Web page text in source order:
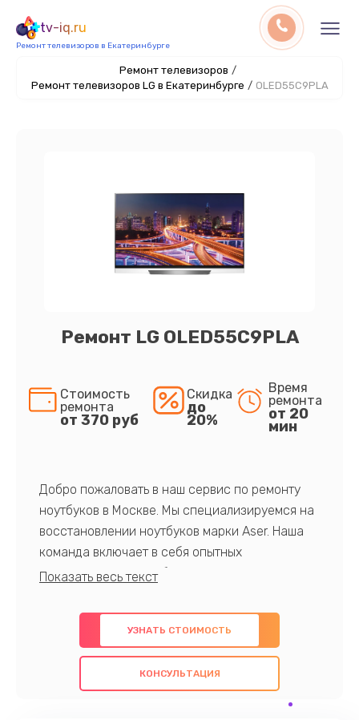
tv-iq.ru
Ремонт телевизоров в Екатеринбурге
Ремонт телевизоров /
Ремонт телевизоров LG в Екатеринбурге / OLED55C9PLA
Ремонт LG OLED55C9PLA
Стоимость
ремонта
от 370 руб
Скидка
до
20%
Время
ремонта
от 20
мин
Добро пожаловать в наш сервис по ремонту
ноутбуков в Москве. Мы специализируемся на
восстановлении ноутбуков марки Aser. Наша
команда включает в себя опытных
профессионалов с обширными знаниями и
предлагаем быстрый и качественный ремонт с
использованием оригинальных компонентов, а
также гарантируем качество всех
проведенных работ. Наша цель - предоставить
УЗНАТЬ СТОИМОСТЬ
КОНСУЛЬТАЦИЯ